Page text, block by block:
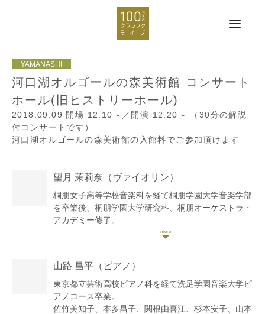
河口湖オルゴールの森美術館 コンサート
ホール(旧ヒストリーホール)
2018.09.09 開場 12:10～／開演 12:20～
（30分の解説
付コンサートです）
河口湖オルゴールの森美術館の入館料でご参加頂けます
望月 茉莉奈 （ヴァイオリン）
桐朋女子高等学校音楽科を経て桐朋学園大学音楽学部
を卒業後、桐朋学園大学研究科、桐朋オーケストラ・
アカデミー修了。
日本クラシック音楽コンクール好演賞受賞。横浜国際
出演。
国内外多数の演奏家、団体と共演している。
ソロリサイタルを東京、神奈川で開催。いせはらフィ
ルハーモニーオーケストラとコンチェルトを共演。
山路 昌平 （ピアノ）
東京都立芸術高校ピアノ科を経て洗足学園音楽大学ピ
アノコース卒業。
佐竹美知子、本多昌子、関根由喜江、杉本安子、山本